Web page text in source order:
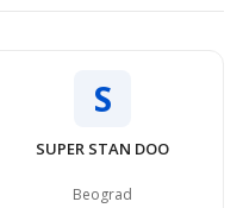
S
SUPER STAN DOO
Beograd